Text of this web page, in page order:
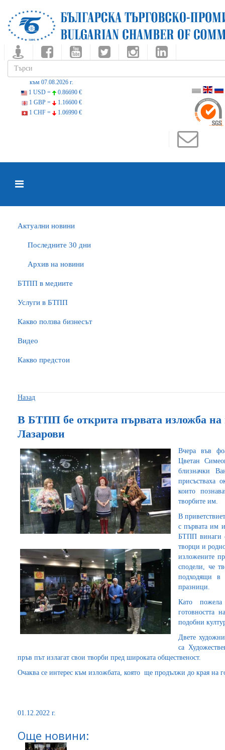
към 07.08.2026 г.
1 USD =
0.86690 €
1 GBP =
1.16600 €
1 CHF =
1.06990 €
Актуални новини
Последните 30 дни
Архив на новини
БTПП в медиите
Услуги в БТПП
Какво ползва бизнесът
Видео
Какво предстои
Назад
В БТПП бе открита първата изложба на
Лазарови
Вчера във
Цветан
близначки
присъстваха
които
творбите им.
В
с първата им
БТПП винаги
творци и
изложените
сподели, че
подходящи в
празници.
Като
готовността
подобни
Двете
са
пръв път излагат свои творби пред широката общественост.
Очаква се интерес към изложбата, която ще продължи до края на
01.12.2022 г.
Още новини: